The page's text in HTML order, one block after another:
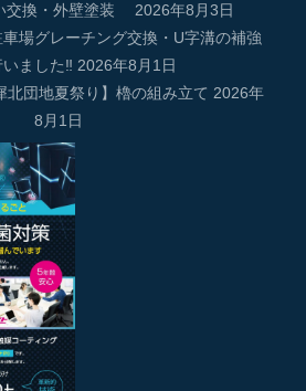
交換・外壁塗装
2026年8月3日
場グレーチング交換・U字溝の補強
ました‼ 2026年8月1日
北団地夏祭り】櫓の組み立て 2026年
8月1日